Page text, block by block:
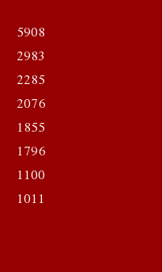
5908
2983
2285
2076
1855
1796
1100
1011